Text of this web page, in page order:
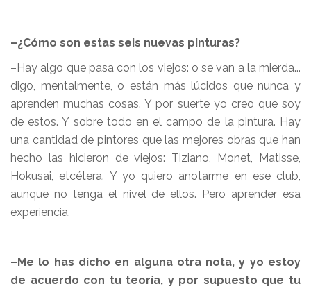
–¿Cómo son estas seis nuevas pinturas?
–Hay algo que pasa con los viejos: o se van a la mierda...
digo, mentalmente, o están más lúcidos que nunca y
aprenden muchas cosas. Y por suerte yo creo que soy
de estos. Y sobre todo en el campo de la pintura. Hay
una cantidad de pintores que las mejores obras que han
hecho las hicieron de viejos: Tiziano, Monet, Matisse,
Hokusai, etcétera. Y yo quiero anotarme en ese club,
aunque no tenga el nivel de ellos. Pero aprender esa
experiencia.
–Me lo has dicho en alguna otra nota, y yo estoy
de acuerdo con tu teoría, y por supuesto que tu